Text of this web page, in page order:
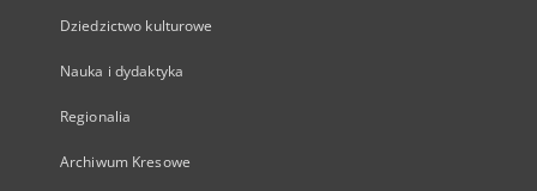
Dziedzictwo kulturowe
Nauka i dydaktyka
Regionalia
Archiwum Kresowe